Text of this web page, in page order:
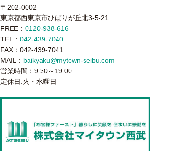
〒202-0002
東京都西東京市ひばりが丘北3-5-21
FREE： 0120-938-616
TEL： 042-439-7040
FAX：042-439-7041
MAIL： baikyaku@mytown-seibu.com
営業時間：9:30～19:00
定休日:火・水曜日